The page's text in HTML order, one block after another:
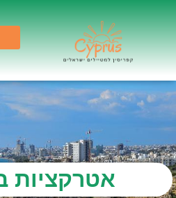
אטרקציות